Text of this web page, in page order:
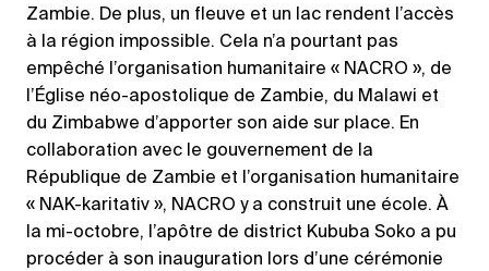
Zambie. De plus, un fleuve et un lac rendent l’accès
à la région impossible. Cela n’a pourtant pas
empêché l’organisation humanitaire « NACRO », de
l’Église néo-apostolique de Zambie, du Malawi et
du Zimbabwe d’apporter son aide sur place. En
collaboration avec le gouvernement de la
République de Zambie et l’organisation humanitaire
« NAK-karitativ », NACRO y a construit une école. À
la mi-octobre, l’apôtre de district Kububa Soko a pu
procéder à son inauguration lors d’une cérémonie